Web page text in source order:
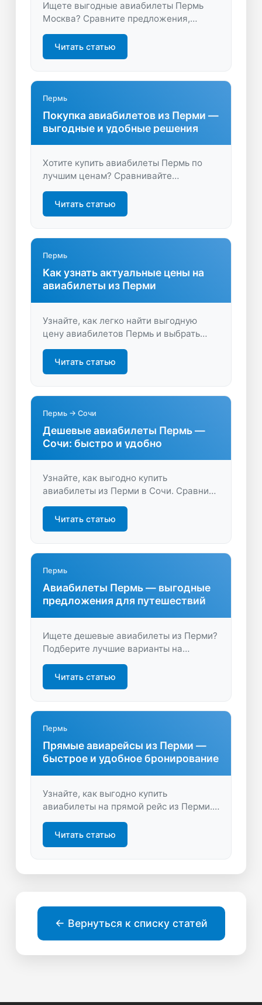
Ищете выгодные авиабилеты Пермь
Москва? Сравните предложения,
удобные рейсы на LastBilet.ru для
комфортного перелёта без переплат.
Читать статью
Пермь
Покупка авиабилетов из Перми —
выгодные и удобные решения
Хотите купить авиабилеты Пермь по
лучшим ценам? Сравнивайте
предложения, выбирайте удобные
рейсы и бронируйте быстро на
LastBilet.ru. Летайте экономно и
сервисом для поиска перелетов.
Читать статью
Пермь
Как узнать актуальные цены на
авиабилеты из Перми
Узнайте, как легко найти выгодную
цену авиабилетов Пермь и выбрать
Экономьте время и деньги —
сравнивайте предложения и
Читать статью
Пермь → Сочи
Дешевые авиабилеты Пермь —
Сочи: быстро и удобно
Узнайте, как выгодно купить
авиабилеты из Перми в Сочи. Сравните
цены, выберите лучшие даты и
получите актуальные предложения.
Начните свое путешествие с умом уже
Читать статью
Пермь
Авиабилеты Пермь — выгодные
предложения для путешествий
Ищете дешевые авиабилеты из Перми?
Подберите лучшие варианты на
LastBilet.ru — сравните цены, выберите
удобные рейсы и начните путешествие
выгодно уже сегодня!
Читать статью
Пермь
Прямые авиарейсы из Перми —
быстрое и удобное бронирование
Узнайте, как выгодно купить
авиабилеты на прямой рейс из Перми.
лучшие цены и забудьте о пересадках.
Начните путешествие проще с удобным
Читать статью
← Вернуться к списку статей